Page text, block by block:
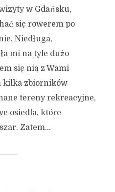
w Gdańsku,
się rowerem po
Niedługa,
mi na tyle dużo
się nią z Wami
kilka zbiorników
tereny rekreacyjne,
osiedla, które
Zatem...